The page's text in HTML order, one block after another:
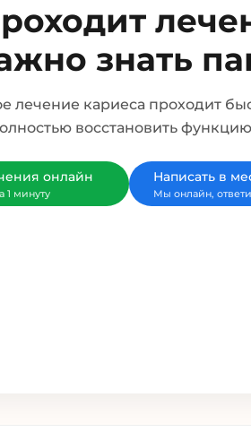
знать
лечение кариеса проходит
восстановить
онлайн
1 минуту
Написать в
Мы онлайн,